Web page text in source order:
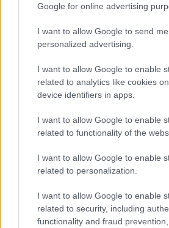
Google for online advertising
I want to allow Google to send me
personalized advertising.
I want to allow Google to enable
related to analytics like cookies
device identifiers in apps.
I want to allow Google to enable
related to functionality of the
I want to allow Google to enable
related to personalization.
I want to allow Google to enable
related to security, including
functionality and fraud
Μετά το ατύχημα η
που είναι σήμερα 25 ετών,
έναν δικαστικό αγώνα κατά
λούνα παρκ, που όπως
τηρούσε τους κανόνες
«Φωνάξαμε από τότε που
ατύχημα σε εμάς, δεν
υπάρχει έλεγχος, δεν
από το 2009 μέχρι το 2024
κατάσταση.Ο νομοθέτης
μπάχαλο. Για πολλά χρόνια
δικαστήρια. Το θέμα δεν